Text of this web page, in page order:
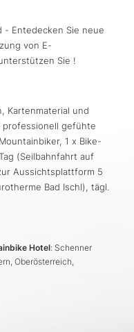
- Entedecken Sie neue
von E-
Sie !
Kartenmaterial und
professionell gefühte
1 x Bike-
(Seilbahnfahrt auf
Aussichtsplattform 5
Bad Ischl), tägl.
Hotel: Schenner
Oberösterreich,